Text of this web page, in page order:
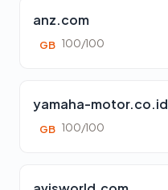
anz.com
GB 100/100
yamaha-motor.co.id
GB 100/100